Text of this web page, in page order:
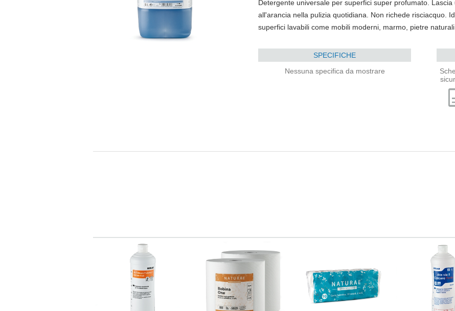
Detergente universale per superfici super profumato.
all'arancia nella pulizia quotidiana. Non richede risciacquo.
superfici lavabili come mobili moderni, marmo, pietre
SPECIFICHE
Nessuna specifica da mostrare